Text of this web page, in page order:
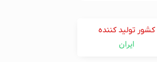
کشور تولید کننده
ایران